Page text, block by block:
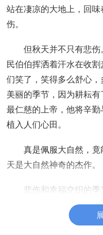
站在凄凉的大地上，回
伤。
但秋天并不只有悲
民伯伯挥洒着汗水在收
们笑了，笑得多么舒心
美丽的季节，因为耕耘
最仁慈的上帝，他将辛勤
植入人们心田。
真是佩服大自然，
天是大自然神奇的杰作。
悲伤和幸福交织的
的人生无处不是。无数